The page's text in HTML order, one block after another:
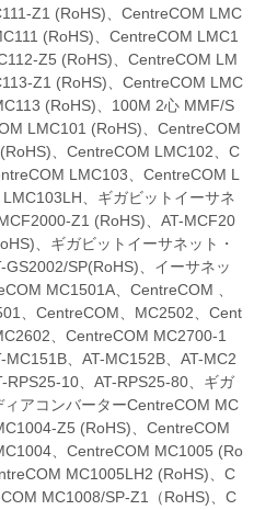
Z1 (RoHS)、CentreCOM LMC
(RoHS)、CentreCOM LMC1
Z5 (RoHS)、CentreCOM LM
Z1 (RoHS)、CentreCOM LMC
(RoHS)、100M 2心 MMF/S
LMC101 (RoHS)、CentreCOM
、CentreCOM LMC102、C
LMC103、CentreCOM L
、ギガビットイーサネ
Z1 (RoHS)、AT-MCF20
、ギガビットイーサネット・
GS2002/SP(RoHS)、イーサネッ
MC1501A、CentreCOM 、
、CentreCOM、MC2502、Cent
、CentreCOM MC2700-1
、AT-MC152B、AT-MC2
RPS25-10、AT-RPS25-80、ギガ
アコンバーターCentreCOM MC
Z5 (RoHS)、CentreCOM
、CentreCOM MC1005 (Ro
MC1005LH2 (RoHS)、C
MC1008/SP-Z1（RoHS)、C